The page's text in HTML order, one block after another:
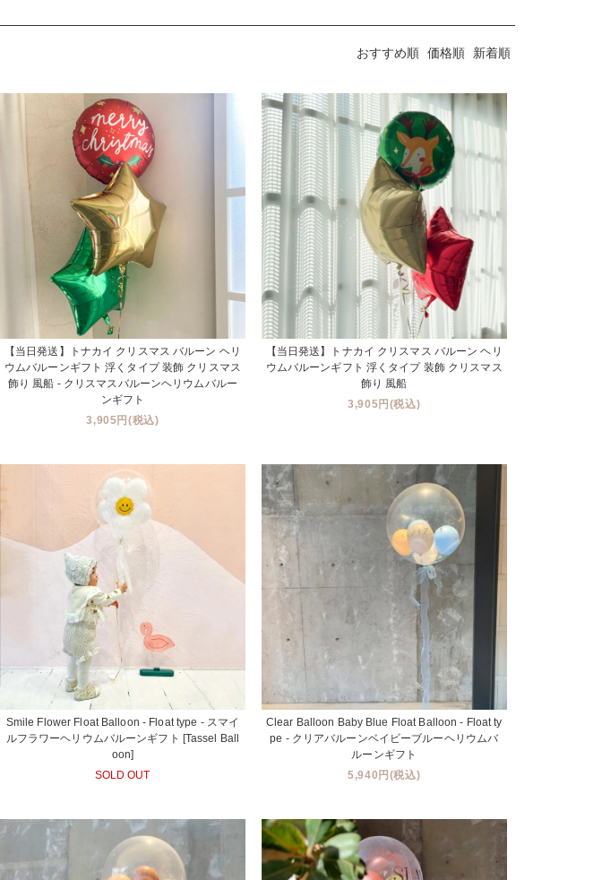
おすすめ順 価格順 新着順
【当日発送】トナカイ クリスマス バルーン ヘリ
ウムバルーンギフト 浮くタイプ 装飾 クリスマス
飾り 風船 - クリスマスバルーンヘリウムバルー
ンギフト
3,905円(税込)
【当日発送】トナカイ クリスマス バルーン ヘリ
ウムバルーンギフト 浮くタイプ 装飾 クリスマス
飾り 風船
3,905円(税込)
Smile Flower Float Balloon - Float type - スマイ
ルフラワーヘリウムバルーンギフト [Tassel Ball
oon]
SOLD OUT
Clear Balloon Baby Blue Float Balloon - Float ty
pe - クリアバルーンベイビーブルーヘリウムバ
ルーンギフト
5,940円(税込)